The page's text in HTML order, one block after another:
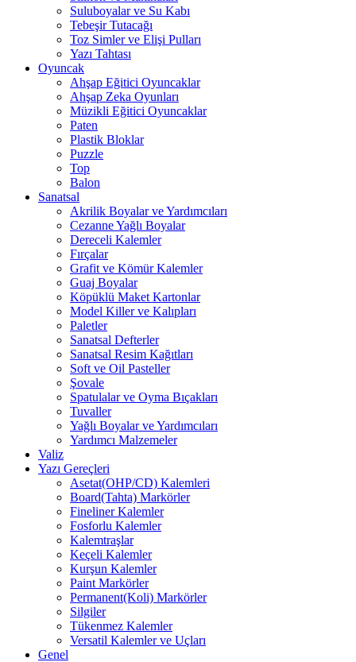
Suluboyalar ve Su Kabı
Tebeşir Tutacağı
Toz Simler ve Elişi Pulları
Yazı Tahtası
Oyuncak
Ahşap Eğitici Oyuncaklar
Ahşap Zeka Oyunları
Müzikli Eğitici Oyuncaklar
Paten
Plastik Bloklar
Puzzle
Top
Balon
Sanatsal
Akrilik Boyalar ve Yardımcıları
Cezanne Yağlı Boyalar
Dereceli Kalemler
Fırçalar
Grafit ve Kömür Kalemler
Guaj Boyalar
Köpüklü Maket Kartonlar
Model Killer ve Kalıpları
Paletler
Sanatsal Defterler
Sanatsal Resim Kağıtları
Soft ve Oil Pasteller
Şovale
Spatulalar ve Oyma Bıçakları
Tuvaller
Yağlı Boyalar ve Yardımcıları
Yardımcı Malzemeler
Valiz
Yazı Gereçleri
Asetat(OHP/CD) Kalemleri
Board(Tahta) Markörler
Fineliner Kalemler
Fosforlu Kalemler
Kalemtraşlar
Keçeli Kalemler
Kurşun Kalemler
Paint Markörler
Permanent(Koli) Markörler
Silgiler
Tükenmez Kalemler
Versatil Kalemler ve Uçları
Genel